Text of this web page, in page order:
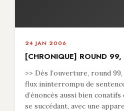
24 JAN 2006
[CHRONIQUE] ROUND 99,
>> Dès l’ouverture, round
flux ininterrompu de
d’énoncés aussi bien
se succédant, avec une